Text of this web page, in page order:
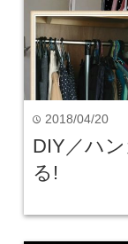
time 2018/04/20
DIY／ハ
る!